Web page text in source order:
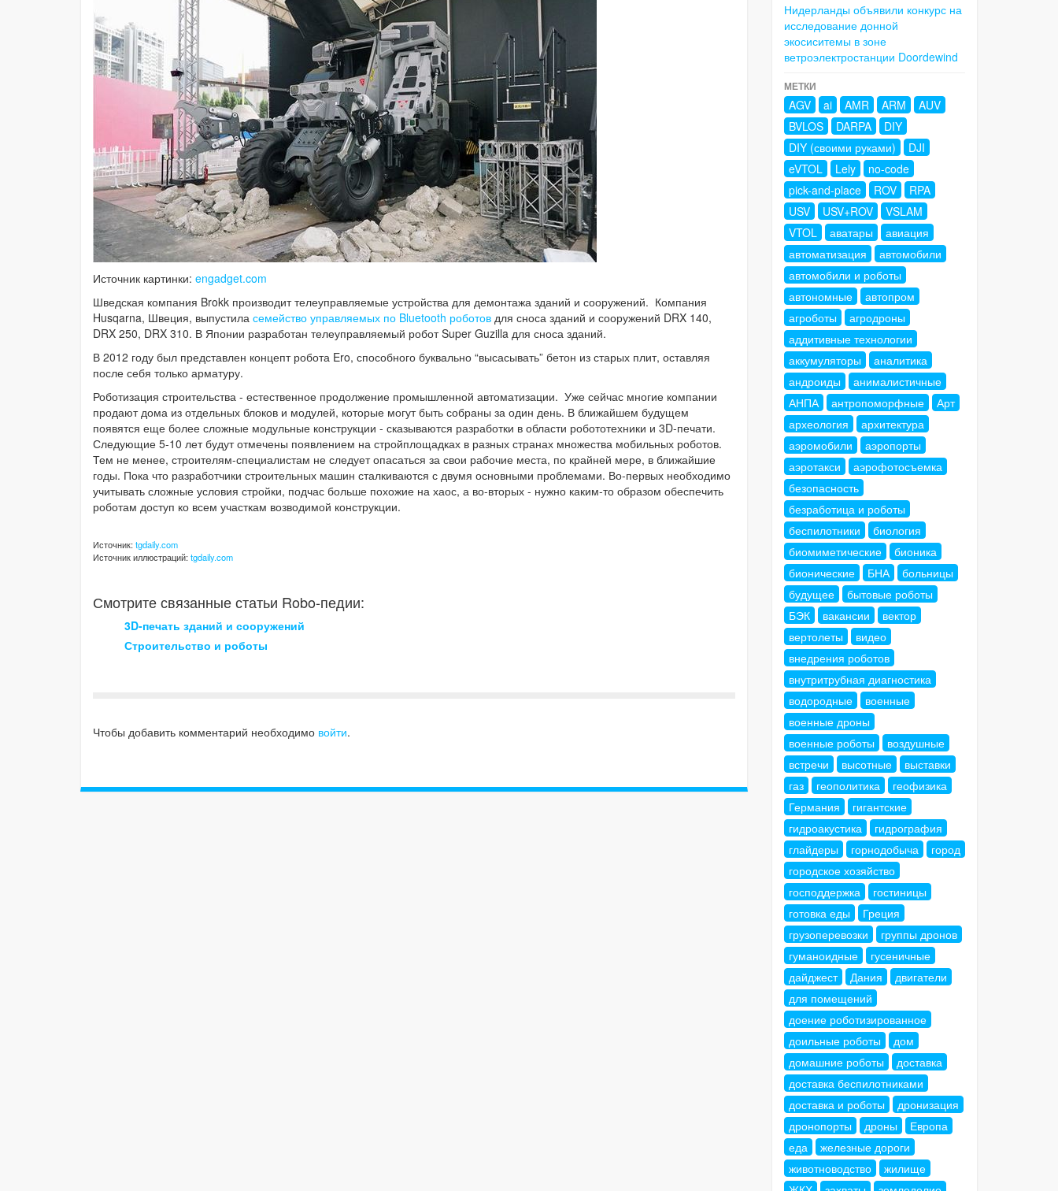
Источник картинки: engadget.com
Шведская компания Brokk производит телеуправляемые устройства для демонтажа зданий и сооружений. Компания
Husqarna, Швеция, выпустила семейство управляемых по Bluetooth роботов для сноса зданий и сооружений DRX 140,
DRX 250, DRX 310. В Японии разработан телеуправляемый робот Super Guzilla для сноса зданий.
В 2012 году был представлен концепт робота Ero, способного буквально “высасывать” бетон из старых плит, оставляя
после себя только арматуру.
Роботизация строительства - естественное продолжение промышленной автоматизации. Уже сейчас многие компании
продают дома из отдельных блоков и модулей, которые могут быть собраны за один день. В ближайшем будущем
появятся еще более сложные модульные конструкции - сказываются разработки в области робототехники и 3D-печати.
Следующие 5-10 лет будут отмечены появлением на стройплощадках в разных странах множества мобильных роботов.
Тем не менее, строителям-специалистам не следует опасаться за свои рабочие места, по крайней мере, в ближайшие
годы. Пока что разработчики строительных машин сталкиваются с двумя основными проблемами. Во-первых необходимо
учитывать сложные условия стройки, подчас больше похожие на хаос, а во-вторых - нужно каким-то образом обеспечить
роботам доступ ко всем участкам возводимой конструкции.
Источник:tgdaily.com
Источник иллюстраций:tgdaily.com
Смотрите связанные статьи Robo-педии:
3D-печать зданий и сооружений
Строительство и роботы
Чтобы добавить комментарий необходимо войти.
Нидерланды объявили конкурс на
исследование донной
экосиситемы в зоне
ветроэлектростанции Doordewind
МЕТКИ
AGV ai AMR ARM
AUV
BVLOS
DARPA
DIY
DIY (своими руками)
DJI
eVTOL
Lely
no-code
pick-and-place
ROV
RPA
USV
USV+ROV
VSLAM
VTOL
аватары
авиация
автоматизация
автомобили
автомобили и роботы
автономные
автопром
агроботы
агродроны
аддитивные технологии
аккумуляторы
аналитика
андроиды
анималистичные
АНПА
антропоморфные
Арт
археология
архитектура
аэромобили
аэропорты
аэротакси
аэрофотосъемка
безопасность
безработица и роботы
беспилотники
биология
биомиметические
бионика
бионические
БНА
больницы
будущее
бытовые роботы
БЭК
вакансии
вектор
вертолеты
видео
внедрения роботов
внутритрубная диагностика
водородные
военные
военные дроны
военные роботы
воздушные
встречи
высотные
выставки
газ
геополитика
геофизика
Германия
гигантские
гидроакустика
гидрография
глайдеры
горнодобыча
город
городское хозяйство
господдержка
гостиницы
готовка еды
Греция
грузоперевозки
группы дронов
гуманоидные
гусеничные
дайджест
Дания
двигатели
для помещений
доение роботизированное
доильные роботы
дом
домашние роботы
доставка
доставка беспилотниками
доставка и роботы
дронизация
дронопорты
дроны
Европа
еда
железные дороги
животноводство
жилище